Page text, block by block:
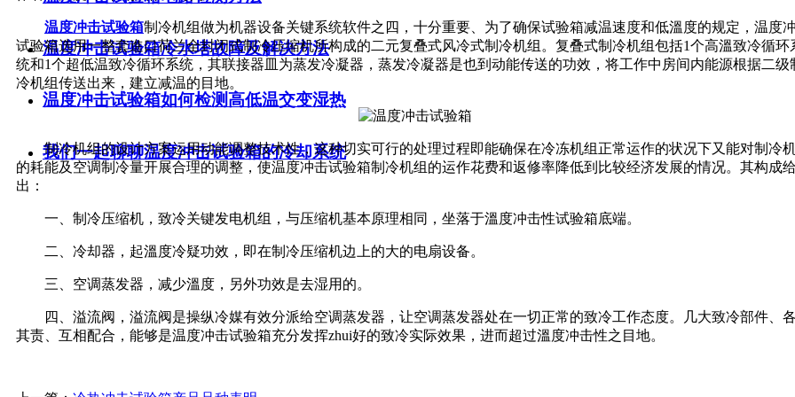
温度冲击试验箱冷水塔故障及解决方法
温度冲击试验箱如何检测高低温交变湿热
我们一起聊聊温度冲击试验箱的冷却系统
温度冲击试验箱制冷机组做为机器设备关键系统软件之四，十分重要、为了确保试验箱减温速度和低溫度的规定，温度
试验箱选用一整套進口荷兰全封闭式制冷压缩机所构成的二元复叠式风冷式制冷机组。复叠式制冷机组包括1个高溫致冷循环
统和1个超低温致冷循环系统，其联接器皿为蒸发冷凝器，蒸发冷凝器是也到动能传送的功效，将工作中房间内能源根据二级
冷机组传送出来，建立减温的目地。
制冷机组的设计方案运用动能调整技术性，这种切实可行的处理过程即能确保在冷冻机组正常运作的状况下又能对制冷
的耗能及空调制冷量开展合理的调整，使温度冲击试验箱制冷机组的运作花费和返修率降低到比较经济发展的情况。其构成
出：
一、制冷压缩机，致冷关键发电机组，与压缩机基本原理相同，坐落于溫度冲击性试验箱底端。
二、冷却器，起溫度冷疑功效，即在制冷压缩机边上的大的电扇设备。
三、空调蒸发器，减少溫度，另外功效是去湿用的。
四、溢流阀，溢流阀是操纵冷媒有效分派给空调蒸发器，让空调蒸发器处在一切正常的致冷工作态度。几大致冷部件、
其责、互相配合，能够是温度冲击试验箱充分发挥zhui好的致冷实际效果，进而超过溫度冲击性之目地。